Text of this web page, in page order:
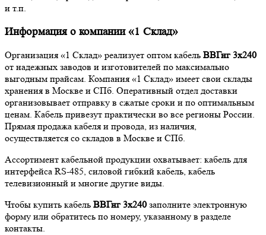
и т.п.
Информация о компании «1 Склад»
Организация «1 Склад» реализует оптом кабель ВВГнг 3х240
от надежных заводов и изготовителей по максимально
выгодным прайсам. Компания «1 Склад» имеет свои склады
хранения в Москве и СПб. Оперативный отдел доставки
организовывает отправку в сжатые сроки и по оптимальным
ценам. Кабель привезут практически во все регионы России.
Прямая продажа кабеля и провода, из наличия,
осуществляется со складов в Москве и СПб.
Ассортимент кабельной продукции охватывает: кабель для
интерфейса RS-485, силовой гибкий кабель, кабель
телевизионный и многие другие виды.
Чтобы купить кабель ВВГнг 3х240 заполните электронную
форму или обратитесь по номеру, указанному в разделе
контакты.